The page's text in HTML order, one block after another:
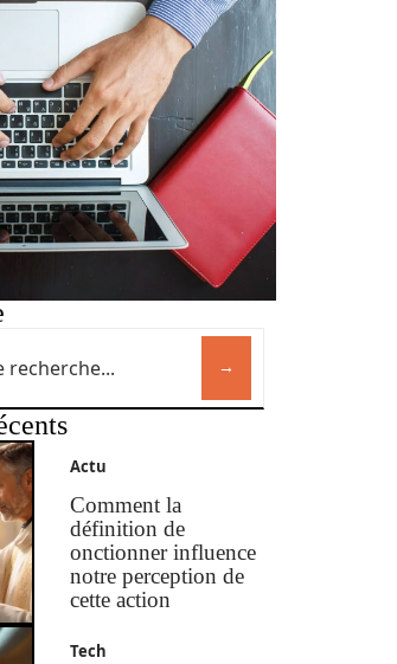
Actu
Comment la
définition de
onctionner influence
notre perception de
cette action
Tech